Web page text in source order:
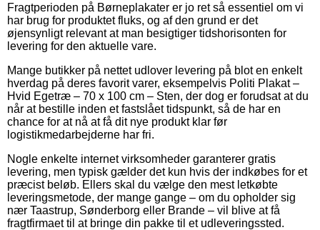
Fragtperioden på Børneplakater er jo ret så essentiel om vi
har brug for produktet fluks, og af den grund er det
øjensynligt relevant at man besigtiger tidshorisonten for
levering for den aktuelle vare.
Mange butikker på nettet udlover levering på blot en enkelt
hverdag på deres favorit varer, eksempelvis Politi Plakat –
Hvid Egetræ – 70 x 100 cm – Sten, der dog er forudsat at du
når at bestille inden et fastslået tidspunkt, så de har en
chance for at nå at få dit nye produkt klar før
logistikmedarbejderne har fri.
Nogle enkelte internet virksomheder garanterer gratis
levering, men typisk gælder det kun hvis der indkøbes for et
præcist beløb. Ellers skal du vælge den mest letkøbte
leveringsmetode, der mange gange – om du opholder sig
nær Taastrup, Sønderborg eller Brande – vil blive at få
fragtfirmaet til at bringe din pakke til et udleveringssted.